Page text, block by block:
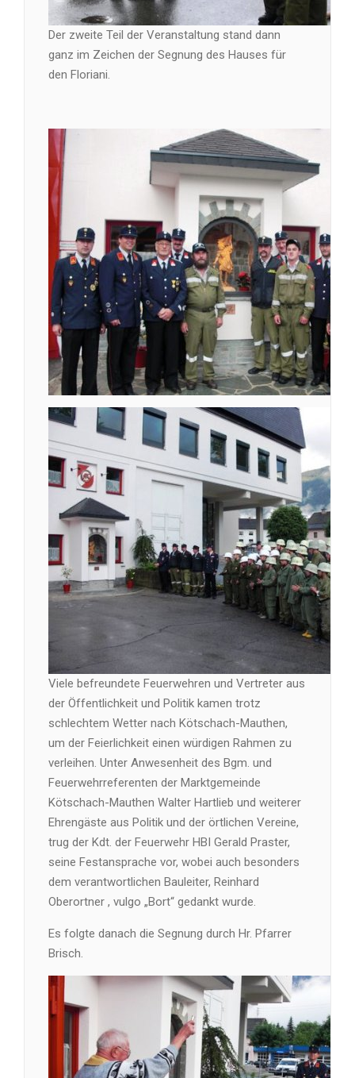
Der zweite Teil der Veranstaltung stand dann
ganz im Zeichen der Segnung des Hauses für
den Floriani.
Viele befreundete Feuerwehren und Vertreter aus
der Öffentlichkeit und Politik kamen trotz
schlechtem Wetter nach Kötschach-Mauthen,
um der Feierlichkeit einen würdigen Rahmen zu
verleihen. Unter Anwesenheit des Bgm. und
Feuerwehrreferenten der Marktgemeinde
Kötschach-Mauthen Walter Hartlieb und weiterer
Ehrengäste aus Politik und der örtlichen Vereine,
trug der Kdt. der Feuerwehr HBI Gerald Praster,
seine Festansprache vor, wobei auch besonders
dem verantwortlichen Bauleiter, Reinhard
Oberortner , vulgo „Bort“ gedankt wurde.
Es folgte danach die Segnung durch Hr. Pfarrer
Brisch.